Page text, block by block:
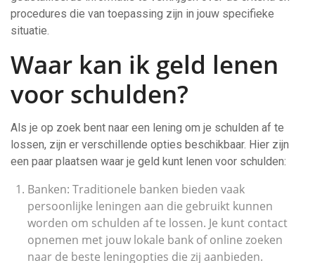
procedures die van toepassing zijn in jouw specifieke
situatie.
Waar kan ik geld lenen
voor schulden?
Als je op zoek bent naar een lening om je schulden af te
lossen, zijn er verschillende opties beschikbaar. Hier zijn
een paar plaatsen waar je geld kunt lenen voor schulden:
Banken: Traditionele banken bieden vaak
persoonlijke leningen aan die gebruikt kunnen
worden om schulden af te lossen. Je kunt contact
opnemen met jouw lokale bank of online zoeken
naar de beste leningopties die zij aanbieden.